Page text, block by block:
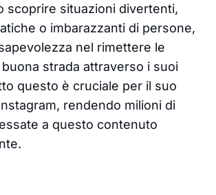
scoprire situazioni divertenti,
o imbarazzanti di persone,
nel rimettere le
strada attraverso i suoi
questo è cruciale per il suo
rendendo milioni di
a questo contenuto